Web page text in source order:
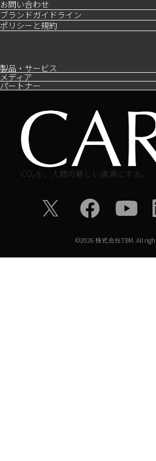
お問い合わせ
ブランドガイドライン
ポリシーと規約
製品・サービス
メディア
パートナー
CO₂を、人類の新しい資源にする。
©2026 株式会社TBM. All